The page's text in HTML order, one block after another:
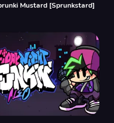
Mustard [Sprunkstard]